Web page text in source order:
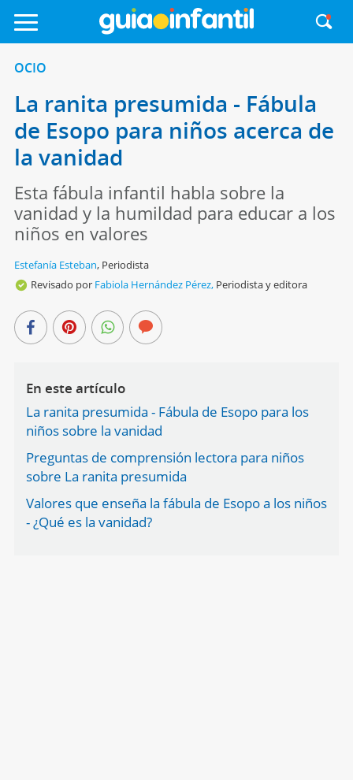
OCIO
La ranita presumida - Fábula
de Esopo para niños acerca de
la vanidad
Esta fábula infantil habla sobre la
vanidad y la humildad para educar a los
niños en valores
Estefanía Esteban, Periodista
Revisado por Fabiola Hernández Pérez, Periodista y editora
En este artículo
La ranita presumida - Fábula de Esopo para los
niños sobre la vanidad
Preguntas de comprensión lectora para niños
sobre La ranita presumida
Valores que enseña la fábula de Esopo a los niños
- ¿Qué es la vanidad?